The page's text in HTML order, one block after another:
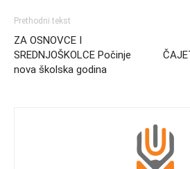
Prethodni tekst
ZA OSNOVCE I
SREDNJOŠKOLCE Počinje
nova školska godina